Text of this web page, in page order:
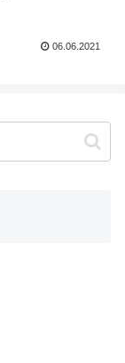
06.06.2021